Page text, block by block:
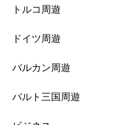
トルコ周遊
ドイツ周遊
バルカン周遊
バルト三国周遊